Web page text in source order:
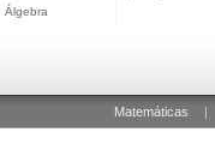
Álgebra
Matemáticas